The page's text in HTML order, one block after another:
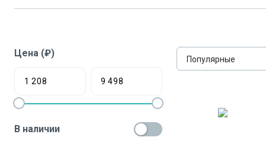
Цена (₽)
В наличии
Популярные